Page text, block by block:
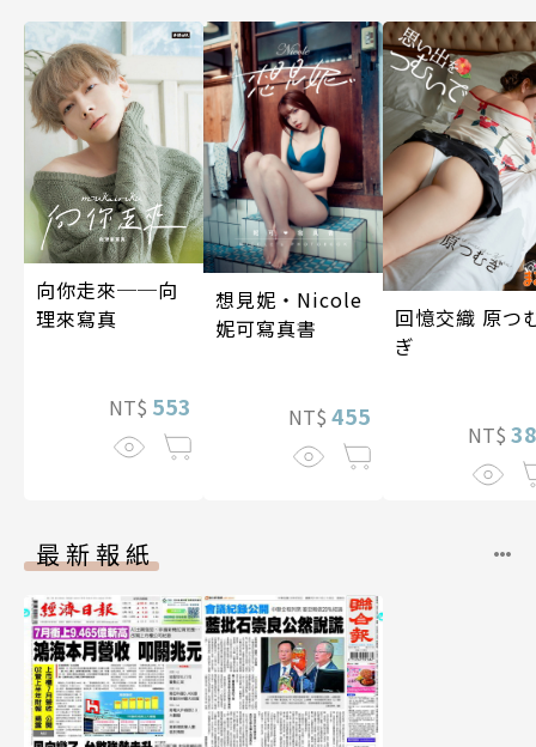
向你走來──向
理來寫真
NT$ 553
想見妮‧Nicole
妮可寫真書
NT$ 455
回憶交織 原つ
ぎ
NT$
最新報紙